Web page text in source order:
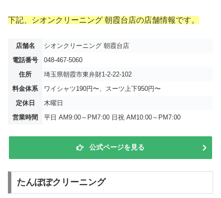
下記、シオンクリーニング 朝霞台店の店舗情報です。
店舗名
シオンクリーニング 朝霞台店
電話番号
048-467-5060
住所
埼玉県朝霞市東弁財1-2-22-102
料金体系
ワイシャツ190円〜、スーツ上下950円〜
定休日
木曜日
営業時間
平日 AM9:00～PM7:00 日祝 AM10:00～PM7:00
公式ページを見る
たんぽぽクリーニング